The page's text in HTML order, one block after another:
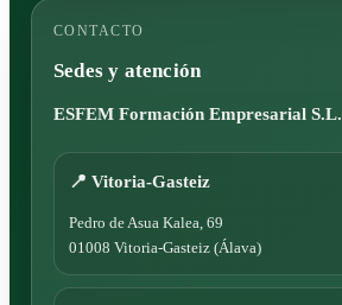
CONTACTO
Sedes y atención
ESFEM Formación Empresarial S.L.
📍 Vitoria-Gasteiz
Pedro de Asua Kalea, 69
01008 Vitoria-Gasteiz (Álava)